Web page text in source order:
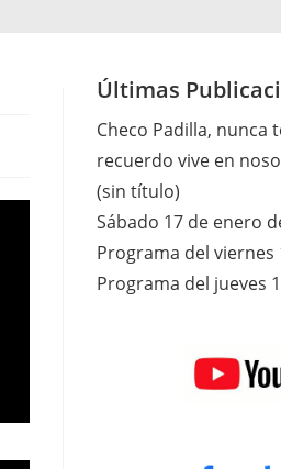
Últimas
Checo Padilla, nunca
recuerdo vive en
(sin título)
Sábado 17 de enero
Programa del viernes
Programa del jueves